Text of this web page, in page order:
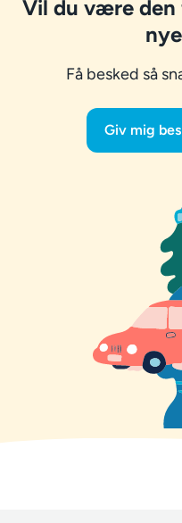
Vil du være
Få besked så
Giv mig